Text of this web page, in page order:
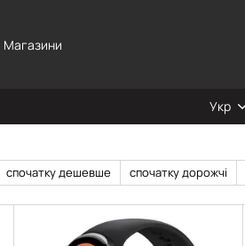
Магазини
Укр
спочатку дешевше спочатку дорожчі